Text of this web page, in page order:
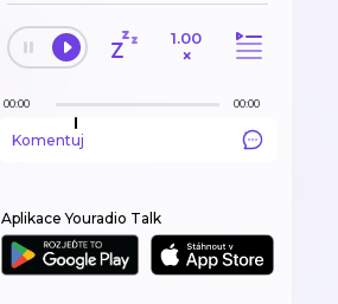
1.00
×
00:00 00:00
Komentuj
Aplikace Youradio Talk